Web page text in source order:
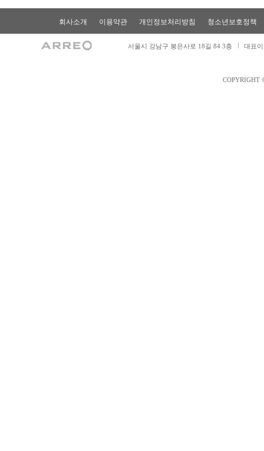
회사소개 이용약관 개인정보처리방침 청소년보호정책
서울시 강남구 봉은사로 18길 84 3층 대표
COPYRIGHT